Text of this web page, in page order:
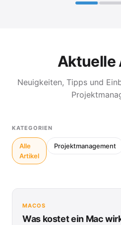
Aktuelle
Neuigkeiten, Tipps und
KATEGORIEN
Alle
Artikel
Projektmanagement
MACOS
Was kostet ein Mac